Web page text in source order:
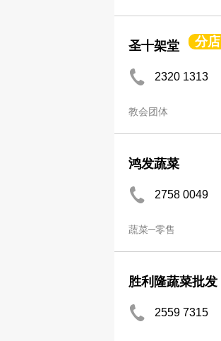
圣十架堂 分店
2320 1313
教会团体
鸿发蔬菜
2758 0049
蔬菜─零售
胜利隆蔬菜批发
2559 7315